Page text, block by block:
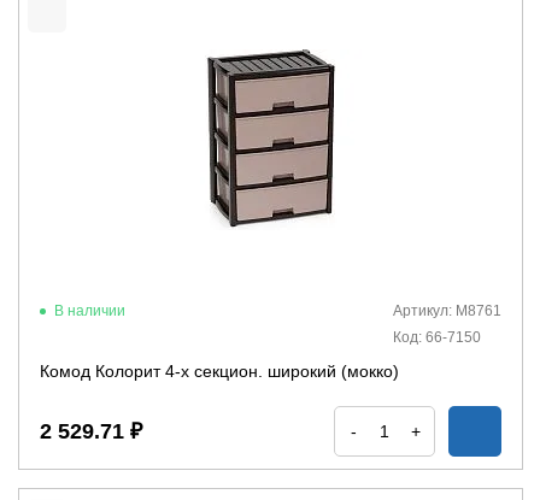
В наличии
Артикул: М8761
Код: 66-7150
Комод Колорит 4-х секцион. широкий (мокко)
2 529.71 ₽ - +